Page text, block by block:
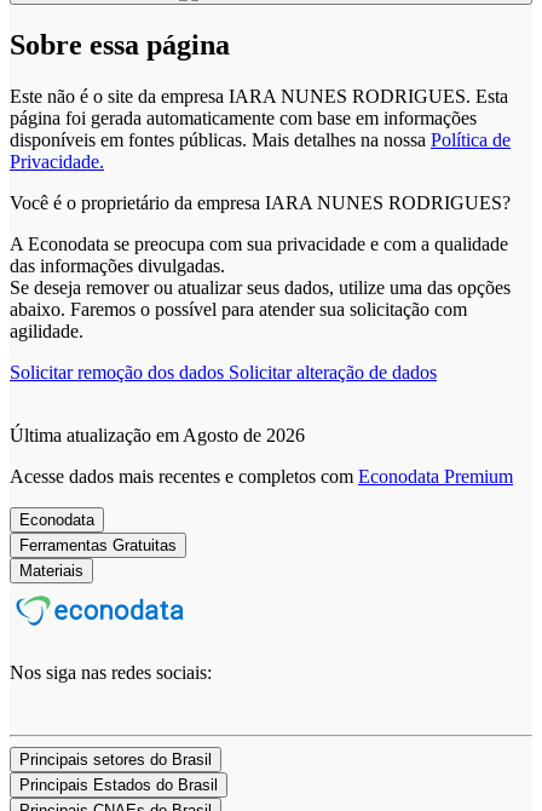
Sobre essa página
Este não é o site da empresa IARA NUNES RODRIGUES. Esta
página foi gerada automaticamente com base em informações
disponíveis em fontes públicas. Mais detalhes na nossa Política de
Privacidade.
Você é o proprietário da empresa IARA NUNES RODRIGUES?
A Econodata se preocupa com sua privacidade e com a qualidade
das informações divulgadas.
Se deseja remover ou atualizar seus dados, utilize uma das opções
abaixo. Faremos o possível para atender sua solicitação com
agilidade.
Solicitar remoção dos dados Solicitar alteração de dados
Última atualização em Agosto de 2026
Acesse dados mais recentes e completos com Econodata Premium
Econodata
Ferramentas Gratuitas
Materiais
Nos siga nas redes sociais:
Principais setores do Brasil
Principais Estados do Brasil